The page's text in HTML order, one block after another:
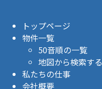
トップページ
物件一覧
50音順の一覧
地図から検索する
私たちの仕事
会社概要